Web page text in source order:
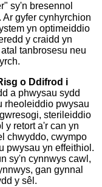
sy'n bresennol
gyfer cynhyrchion
yn optimeiddio
y craidd yn
tanbrosesu neu
o Ddifrod i
a phwysau sydd
rheoleiddio pwysau
sterileiddio
y retort a'r can yn
chwyddo, cwympo
pwysau yn effeithiol.
sy'n cynnwys cawl,
gan gynnal
y sêl.